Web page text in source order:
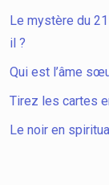
Le mystère du
il ?
Qui est l’âme
Tirez les cartes
Le noir en